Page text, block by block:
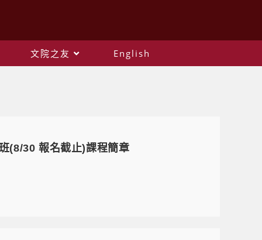
文院之友 English
(8/30 報名截止)課程簡章